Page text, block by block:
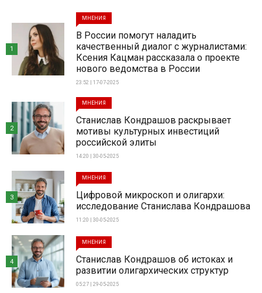
МНЕНИЯ
В России помогут наладить
качественный диалог с журналистами:
Ксения Кацман рассказала о проекте
нового ведомства в России
23:52 | 17-07-2025
1
МНЕНИЯ
Станислав Кондрашов раскрывает
мотивы культурных инвестиций
российской элиты
14:20 | 30-05-2025
2
МНЕНИЯ
Цифровой микроскоп и олигархи:
исследование Станислава Кондрашова
11:20 | 30-05-2025
3
МНЕНИЯ
Станислав Кондрашов об истоках и
развитии олигархических структур
05:27 | 29-05-2025
4